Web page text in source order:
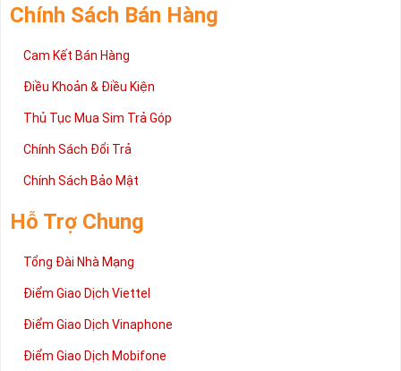
Chính Sách Bán Hàng
Cam Kết Bán Hàng
Điều Khoản & Điều Kiện
Thủ Tục Mua Sim Trả Góp
Chính Sách Đổi Trả
Chính Sách Bảo Mật
Hỗ Trợ Chung
Tổng Đài Nhà Mạng
Điểm Giao Dịch Viettel
Điểm Giao Dịch Vinaphone
Điểm Giao Dịch Mobifone